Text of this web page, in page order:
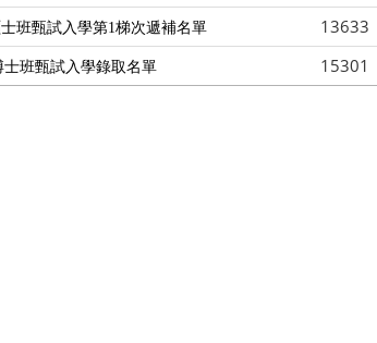
班甄試入學第1梯次遞補名單
13633
班甄試入學錄取名單 15301